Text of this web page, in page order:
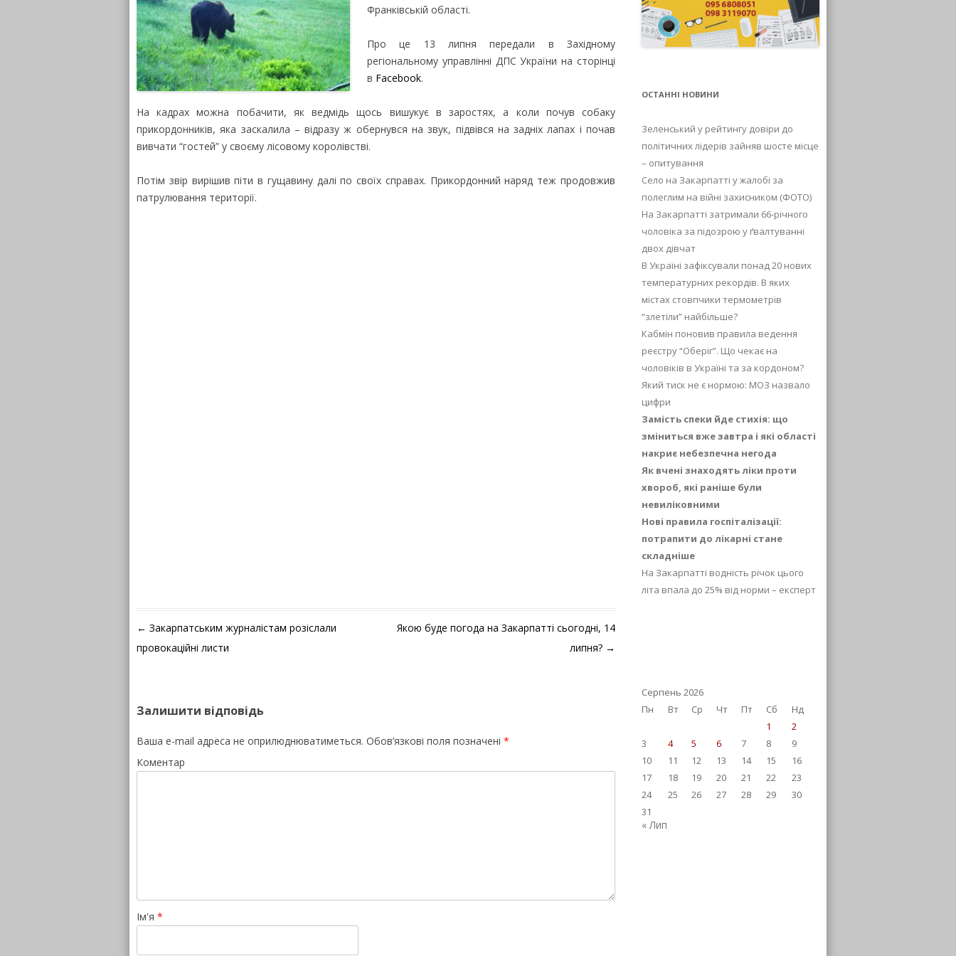
Франківській області.
Про це 13 липня передали в Західному
регіональному управлінні ДПС України на сторінці
в Facebook.
На кадрах можна побачити, як ведмідь щось вишукує в заростях, а коли почув собаку
прикордонників, яка заскалила – відразу ж обернувся на звук, підвівся на задніх лапах і почав
вивчати “гостей” у своєму лісовому королівстві.
Потім звір вирішив піти в гущавину далі по своїх справах. Прикордонний наряд теж продовжив
патрулювання території.
Навігація по запису
← Закарпатським журналістам розіслали
провокаційні листи
Якою буде погода на Закарпатті сьогодні, 14
липня? →
Залишити відповідь
Ваша e-mail адреса не оприлюднюватиметься. Обов’язкові поля позначені *
Коментар
Ім'я *
ОСТАННІ НОВИНИ
Зеленський у рейтингу довіри до
політичних лідерів зайняв шосте місце
– опитування
Село на Закарпатті у жалобі за
полеглим на війні захисником (ФОТО)
На Закарпатті затримали 66-річного
чоловіка за підозрою у ґвалтуванні
двох дівчат
В Україні зафіксували понад 20 нових
температурних рекордів. В яких
містах стовпчики термометрів
“злетіли” найбільше?
Кабмін поновив правила ведення
реєстру “Оберіг”. Що чекає на
чоловіків в Україні та за кордоном?
Який тиск не є нормою: МОЗ назвало
цифри
Замість спеки йде стихія: що
зміниться вже завтра і які області
накриє небезпечна негода
Як вчені знаходять ліки проти
хвороб, які раніше були
невиліковними
Нові правила госпіталізації:
потрапити до лікарні стане
складніше
На Закарпатті водність річок цього
літа впала до 25% від норми – експерт
Серпень 2026
Пн
Вт Ср Чт Пт Сб
Нд
1
2
3
4 5 6 7 8
9
10
11 12 13 14 15
16
17
18 19 20 21 22
23
24
25 26 27 28 29
30
31
« Лип